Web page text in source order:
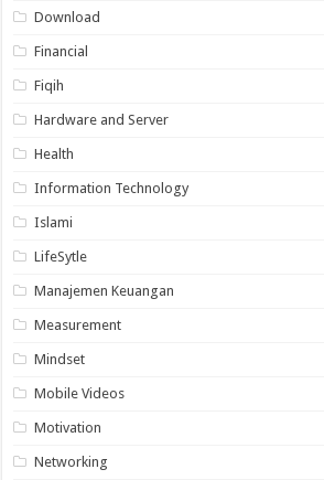
Download
Financial
Fiqih
Hardware and Server
Health
Information Technology
Islami
LifeSytle
Manajemen Keuangan
Measurement
Mindset
Mobile Videos
Motivation
Networking